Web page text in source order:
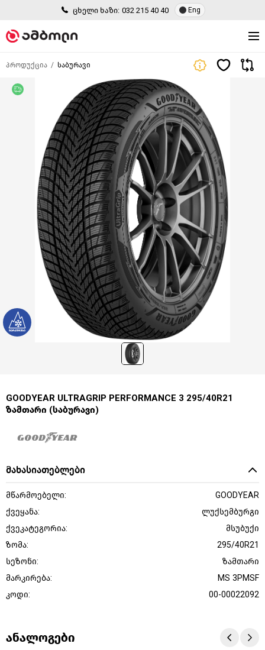
ცხელი ხაზი: 032 215 40 40 Eng
პროდუქცია საბურავი
GOODYEAR ULTRAGRIP PERFORMANCE 3 295/40R21
ზამთარი (საბურავი)
მახასიათებლები
მწარმოებელი:
GOODYEAR
ქვეყანა:
ლუქსემბურგი
ქვეკატეგორია:
მსუბუქი
ზომა:
295/40R21
სეზონი:
ზამთარი
მარკირება:
MS 3PMSF
კოდი:
00-00022092
ანალოგები